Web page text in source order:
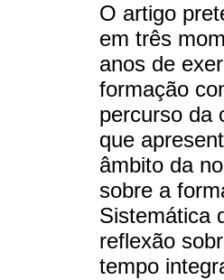
O artigo
em três
anos de
formação
percurso da
que
âmbito da
sobre a
Sistemática
reflexão
tempo